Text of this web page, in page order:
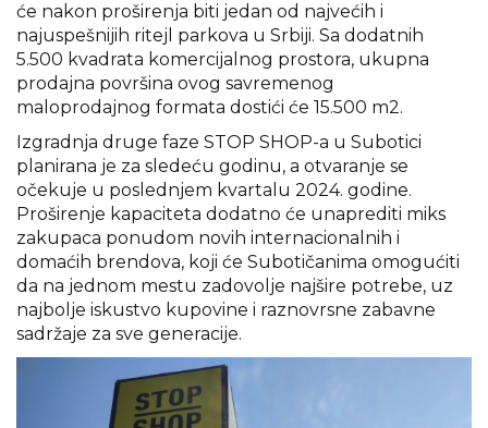
će nakon proširenja biti jedan od najvećih i
najuspešnijih ritejl parkova u Srbiji. Sa dodatnih
5.500 kvadrata komercijalnog prostora, ukupna
prodajna površina ovog savremenog
maloprodajnog formata dostići će 15.500 m2.
Izgradnja druge faze STOP SHOP-a u Subotici
planirana je za sledeću godinu, a otvaranje se
očekuje u poslednjem kvartalu 2024. godine.
Proširenje kapaciteta dodatno će unaprediti miks
zakupaca ponudom novih internacionalnih i
domaćih brendova, koji će Subotičanima omogućiti
da na jednom mestu zadovolje najšire potrebe, uz
najbolje iskustvo kupovine i raznovrsne zabavne
sadržaje za sve generacije.